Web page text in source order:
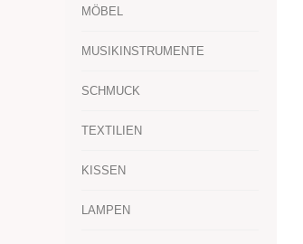
MÖBEL
MUSIKINSTRUMENTE
SCHMUCK
TEXTILIEN
KISSEN
LAMPEN